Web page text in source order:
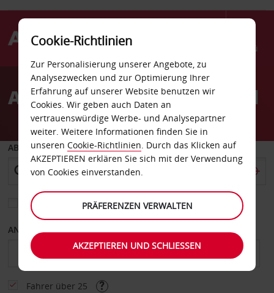
Menü
AvisAutovermietung Auckland
ABHOLEN VON
Eine andere Rückgabestation auswählen
ANFANGSDATUM
Fahrer über 25
Cookie-Richtlinien
Zur Personalisierung unserer Angebote, zu
Analysezwecken und zur Optimierung Ihrer
Erfahrung auf unserer Website benutzen wir
Cookies. Wir geben auch Daten an
vertrauenswürdige Werbe- und Analysepartner
weiter. Weitere Informationen finden Sie in
unseren Cookie-Richtlinien. Durch das Klicken auf
AKZEPTIEREN erklären Sie sich mit der Verwendung
von Cookies einverstanden.
PRÄFERENZEN VERWALTEN
AKZEPTIEREN UND SCHLIESSEN